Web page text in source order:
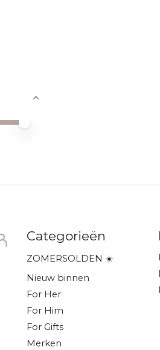
Categorieën
ZOMERSOLDEN ☀️
Nieuw binnen
For Her
For Him
For Gifts
Merken